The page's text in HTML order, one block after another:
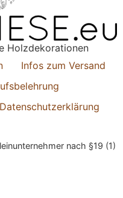
Holzdekorationen
Infos zum Versand
Datenschutzerklärung
nach §19 (1)